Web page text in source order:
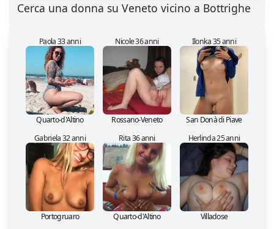
Cerca una donna su Veneto vicino a Bottrighe
Paola 33 anni
Quarto-d'Altino
Nicole 36 anni
Rossano-Veneto
Ilonka 35 anni
San Donà di Piave
Gabriela 32 anni
Portogruaro
Rita 36 anni
Quarto-d'Altino
Herlinda 25 anni
Villadose